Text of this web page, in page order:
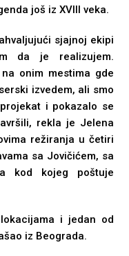
još iz XVIII veka.
sjajnoj ekipi
da je realizujem.
onim mestima gde
izvedem, ali smo
i pokazalo se
rekla je Jelena
režiranja u četiri
sa Jovičićem, sa
kod kojeg poštuje
i jedan od
iz Beograda.